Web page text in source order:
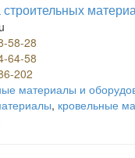
58-28
64-58
202
материалы и
, кровельные